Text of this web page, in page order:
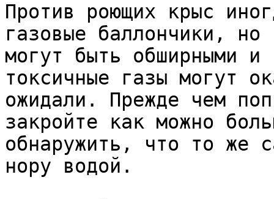
Против роющих крыс
газовые баллончики, но
могут быть обширными и
токсичные газы могут
ожидали. Прежде чем
закройте как можно
обнаружить, что то же
нору водой.